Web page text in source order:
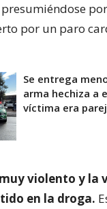
por un paro
Se entrega
arma hechiza a
víctima era
violento y la
en la droga.